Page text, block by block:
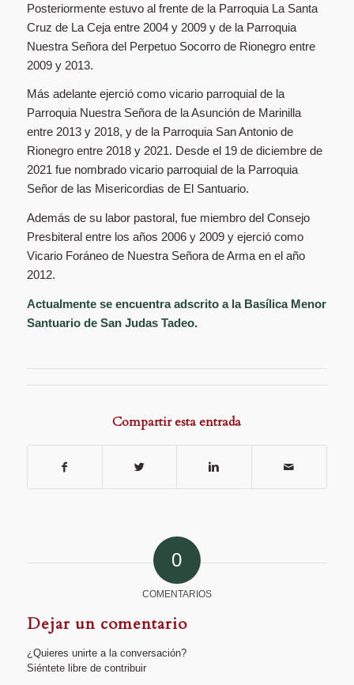
Posteriormente estuvo al frente de la Parroquia La Santa
Cruz de La Ceja entre 2004 y 2009 y de la Parroquia
Nuestra Señora del Perpetuo Socorro de Rionegro entre
2009 y 2013.
Más adelante ejerció como vicario parroquial de la
Parroquia Nuestra Señora de la Asunción de Marinilla
entre 2013 y 2018, y de la Parroquia San Antonio de
Rionegro entre 2018 y 2021. Desde el 19 de diciembre de
2021 fue nombrado vicario parroquial de la Parroquia
Señor de las Misericordias de El Santuario.
Además de su labor pastoral, fue miembro del Consejo
Presbiteral entre los años 2006 y 2009 y ejerció como
Vicario Foráneo de Nuestra Señora de Arma en el año
2012.
Actualmente se encuentra adscrito a la Basílica Menor
Santuario de San Judas Tadeo.
Compartir esta entrada
0
COMENTARIOS
Dejar un comentario
¿Quieres unirte a la conversación?
Siéntete libre de contribuir